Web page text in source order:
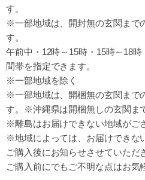
す。
※一部地域は、開封無の玄関まで
す。
午前中・12時～15時・15時～18時
間帯を指定できます。
※一部地域を除く
※一部地域は、開梱無の玄関まで
す。※沖縄県は開梱無しの玄関ま
※離島はお届けできない地域がご
※地域によっては、お届けできな
ご購入後にお知らせさせていただ
ご購入前にでもご不明な点はお気